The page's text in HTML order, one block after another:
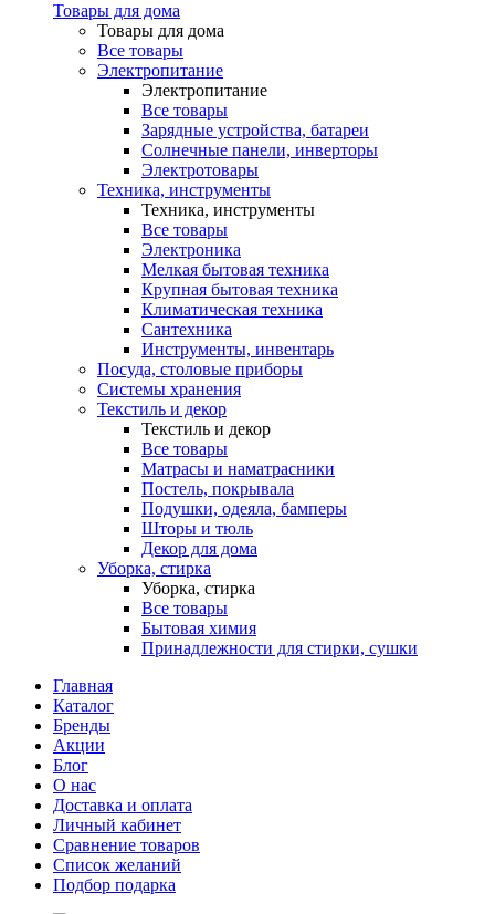
Товары для дома
Товары для дома
Все товары
Электропитание
Электропитание
Все товары
Зарядные устройства, батареи
Солнечные панели, инверторы
Электротовары
Техника, инструменты
Техника, инструменты
Все товары
Электроника
Мелкая бытовая техника
Крупная бытовая техника
Климатическая техника
Сантехника
Инструменты, инвентарь
Посуда, столовые приборы
Системы хранения
Текстиль и декор
Текстиль и декор
Все товары
Матрасы и наматрасники
Постель, покрывала
Подушки, одеяла, бамперы
Шторы и тюль
Декор для дома
Уборка, стирка
Уборка, стирка
Все товары
Бытовая химия
Принадлежности для стирки, сушки
Главная
Каталог
Бренды
Акции
Блог
О нас
Доставка и оплата
Личный кабинет
Сравнение товаров
Список желаний
Подбор подарка